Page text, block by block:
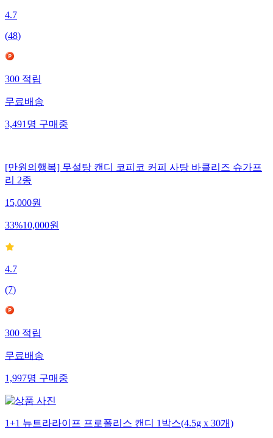
4.7
(48)
300적립
무료배송
3,491명구매중
[만원의행복] 무설탕 캔디 코피코 커피 사탕 바클리즈 슈가프
리 2종
15,000원
33%10,000원
4.7
(7)
300적립
무료배송
1,997명구매중
1+1 뉴트라라이프 프로폴리스 캔디 1박스(4.5g x 30개)